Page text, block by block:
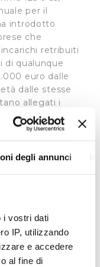
degli annunci
i vostri dati
IP, utilizzando
e accedere
al fine di
per il
introdotto
che
retribuiti
di qualunque
euro dalle
dalle stesse
allegati i
dalle Autorità
- Invaso di
proprietà
favore